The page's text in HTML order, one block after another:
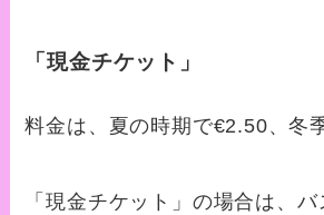
「現金チケット」
料金は、夏の時期で€2.50、冬
「現金チケット」の場合は、バ